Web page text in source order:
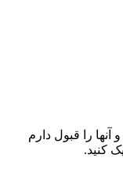
را قبول دارم
کنید.